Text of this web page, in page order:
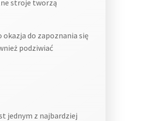
stroje tworzą
do zapoznania się
podziwiać
jednym z najbardziej